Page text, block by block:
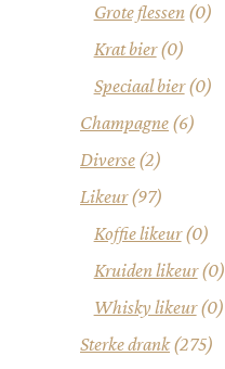
Grote flessen (0)
Krat bier (0)
Speciaal bier (0)
Champagne (6)
Diverse (2)
Likeur (97)
Koffie likeur (0)
Kruiden likeur (0)
Whisky likeur (0)
Sterke drank (275)